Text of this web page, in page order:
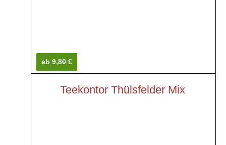
ab 9,80 €
Teekontor Thülsfelder Mix